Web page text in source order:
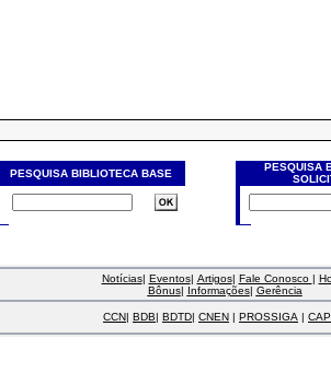
PESQUISA BIBLIOTECA BASE
PESQUISA
Notícias| Eventos| Artigos| Fale Conosco |
Bônus| Informações| Gerência
CCN| BDB| BDTD| CNEN | PROSSIGA |